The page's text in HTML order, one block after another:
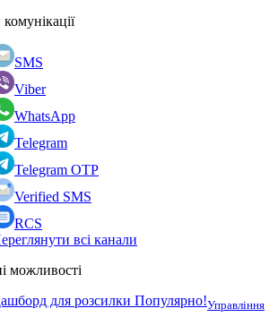
SMS
Viber
WhatsApp
Telegram
Telegram OTP
Verified SMS
RCS
всі канали
можливості
для розсилки Популярно!Управління